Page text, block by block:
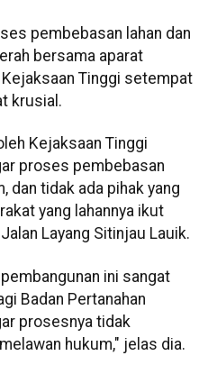
pembebasan lahan dan
bersama aparat
Tinggi setempat
krusial.
Kejaksaan Tinggi
proses pembebasan
dan tidak ada pihak yang
yang lahannya ikut
Layang Sitinjau Lauik.
ini sangat
Badan Pertanahan
prosesnya tidak
hukum," jelas dia.